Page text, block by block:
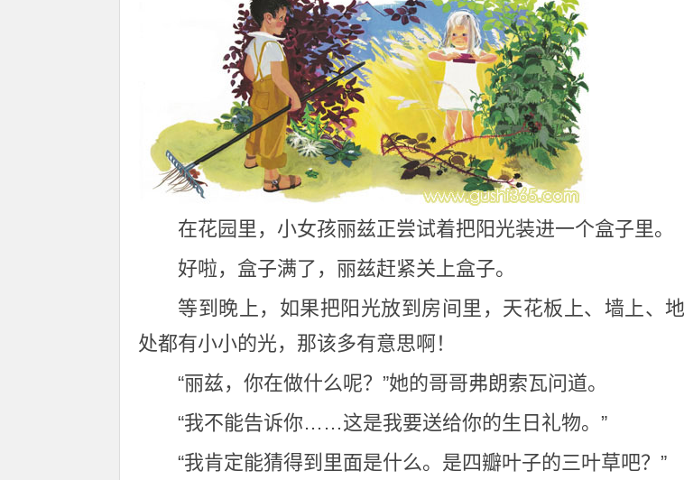
在花园里，小女孩丽兹正尝试着把阳光装进一个盒子里。
好啦，盒子满了，丽兹赶紧关上盒子。
等到晚上，如果把阳光放到房间里，天花板上、墙上、
处都有小小的光，那该多有意思啊！
“丽兹，你在做什么呢？”她的哥哥弗朗索瓦问道。
“我不能告诉你……这是我要送给你的生日礼物。”
“我肯定能猜得到里面是什么。是四瓣叶子的三叶草吧？”